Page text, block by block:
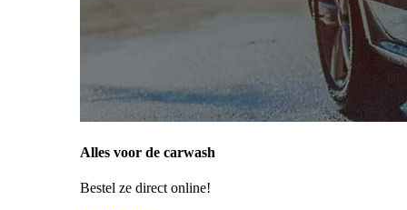
Alles voor de carwash
Bestel ze direct online!